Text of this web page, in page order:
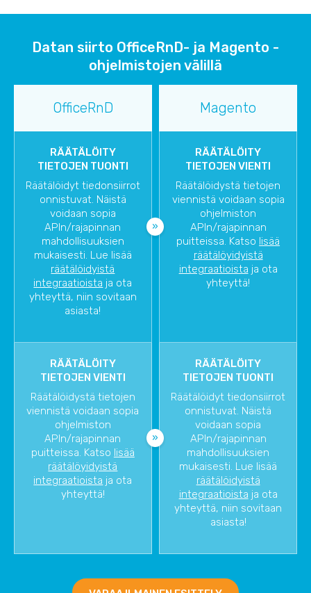
Datan siirto OfficeRnD- ja Magento -
ohjelmistojen välillä
OfficeRnD Magento
RÄÄTÄLÖITY
TIETOJEN TUONTI
Räätälöidyt tiedonsiirrot
onnistuvat. Näistä
voidaan sopia
APIn/rajapinnan
mahdollisuuksien
mukaisesti. Lue lisää
räätälöidyistä
integraatioista ja ota
yhteyttä, niin sovitaan
asiasta!
RÄÄTÄLÖITY
TIETOJEN VIENTI
Räätälöidystä tietojen
viennistä voidaan sopia
ohjelmiston
APIn/rajapinnan
puitteissa. Katso lisää
räätälöyidyistä
integraatioista ja ota
yhteyttä!
RÄÄTÄLÖITY
TIETOJEN VIENTI
Räätälöidystä tietojen
viennistä voidaan sopia
ohjelmiston
APIn/rajapinnan
puitteissa. Katso lisää
räätälöyidyistä
integraatioista ja ota
yhteyttä!
RÄÄTÄLÖITY
TIETOJEN TUONTI
Räätälöidyt tiedonsiirrot
onnistuvat. Näistä
voidaan sopia
APIn/rajapinnan
mahdollisuuksien
mukaisesti. Lue lisää
räätälöidyistä
integraatioista ja ota
yhteyttä, niin sovitaan
asiasta!